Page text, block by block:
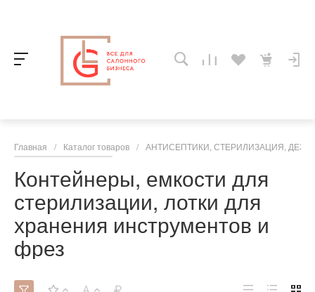
Главная / Каталог товаров / АНТИСЕПТИКИ, СТЕРИЛИЗАЦИЯ,
Контейнеры, емкости для
стерилизации, лотки для
хранения инструментов и
фрез